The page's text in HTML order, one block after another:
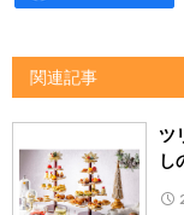
関連記事
ツ
し